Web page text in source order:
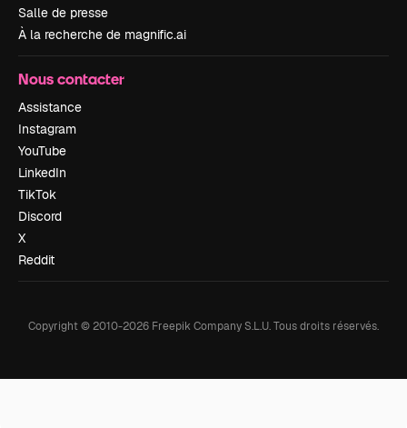
Salle de presse
À la recherche de magnific.ai
Nous contacter
Assistance
Instagram
YouTube
LinkedIn
TikTok
Discord
X
Reddit
Copyright © 2010-2026 Freepik Company S.L.U.Tous droits réservés.